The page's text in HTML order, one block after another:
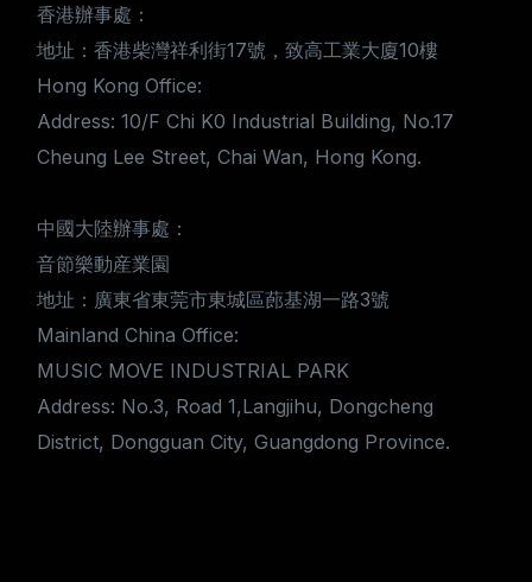
香港辦事處：
地址：香港柴灣祥利街17號，致高工業大廈10樓
Hong Kong Office:
Address: 10/F Chi K0 Industrial Building, No.17
Cheung Lee Street, Chai Wan, Hong Kong.
中國大陸辦事處：
音節樂動産業園
地址：廣東省東莞市東城區蓢基湖一路3號
Mainland China Office:
MUSIC MOVE INDUSTRIAL PARK
Address: No.3, Road 1,Langjihu, Dongcheng
District, Dongguan City, Guangdong Province.